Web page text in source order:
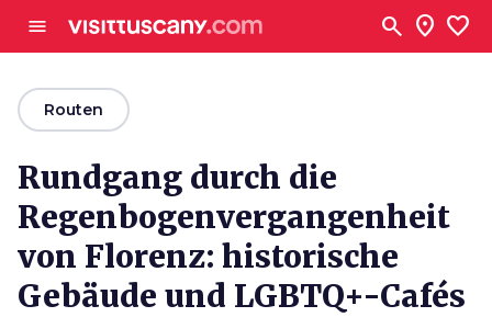
menu search location_on favorite
arrow_backRouten
Rundgang durch die
Regenbogenvergangenheit
von Florenz: historische
Gebäude und LGBTQ+-Cafés